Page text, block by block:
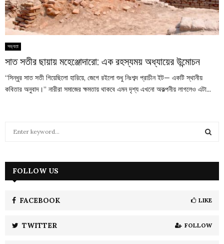
সভ্যতা
সাত সতীর ছায়ায় মহেঞ্জোদারো: এক রহস্যময় অধ্যায়ের উন্মোচন
“সিন্ধুর সাত সতী গিয়েছিলো হারিয়ে, জেগে রইলো শুধু নিঃশব্দ প্রাচীন ইট— একটি স্থানীয়
কবিতার অনুবাদ।” নারীরা সমাজের ক্ষমতায় থাকবে এমন দৃশ্য এখনো অকল্পনীয় লাগলেও এটা...
h
FOLLOW US
FACEBOOK LIKE
TWITTER FOLLOW